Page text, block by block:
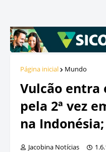
Página inicial Mundo
Vulcão entra
pela 2ª vez
na
Jacobina Notícias